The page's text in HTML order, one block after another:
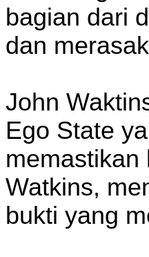
bagian dari
dan
John
Ego State
memastikan
Watkins,
bukti yang